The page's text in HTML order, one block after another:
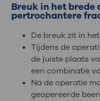
Breuk in het brede
pertrochantere
De breuk zit in
Tijdens de
de juiste plaats
een combinatie
Na de operatie
geopereerde